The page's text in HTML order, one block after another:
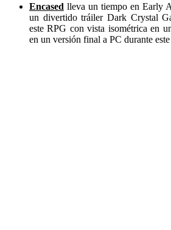
Encased lleva un tiempo en Early
un divertido tráiler Dark Crystal
este RPG con vista isométrica en
en un versión final a PC durante